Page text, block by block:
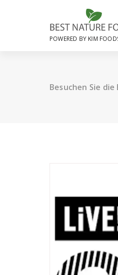
POWERED BY KIM
Besuchen Sie die